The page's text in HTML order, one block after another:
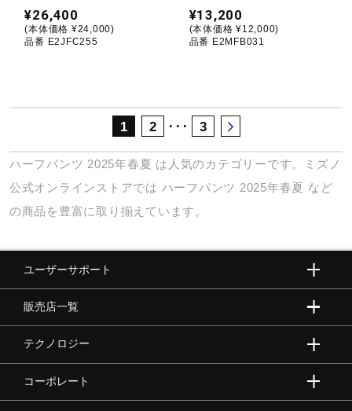
取扱店一覧
¥26,400
(本体価格 ¥24,000)
品番 E2JFC255
¥13,200
(本体価格 ¥12,000)
品番 E2MFB031
1 2 ･･･ 3
ハーフパンツ 2025年春夏 は人気のカテゴリーです。ミズノ
公式オンラインストアでは ハーフパンツ 2025年春夏 など
の商品を豊富に取り揃えています。
ユーザーサポート
販売店一覧
テクノロジー
コーポレート